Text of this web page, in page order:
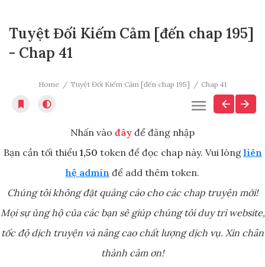
Tuyệt Đối Kiếm Cảm [đến chap 195]
- Chap 41
Home Tuyệt Đối Kiếm Cảm [đến chap 195] Chap 41
Nhấn vào đây để đăng nhập
Bạn cần tối thiểu 1,50 token để đọc chap này. Vui lòng liên
hệ admin để add thêm token.
Chúng tôi không đặt quảng cáo cho các chap truyện mới!
Mọi sự ủng hộ của các bạn sẽ giúp chúng tôi duy trì website,
tốc độ dịch truyện và nâng cao chất lượng dịch vụ. Xin chân
thành cảm ơn!